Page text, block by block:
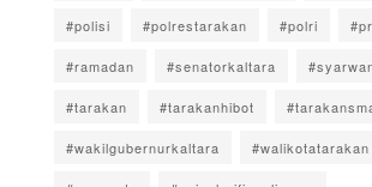
#polisi #polrestarakan #polri
#ramadan #senatorkaltara
#tarakan #tarakanhibot
#wakilgubernurkaltara #walikotatarakan